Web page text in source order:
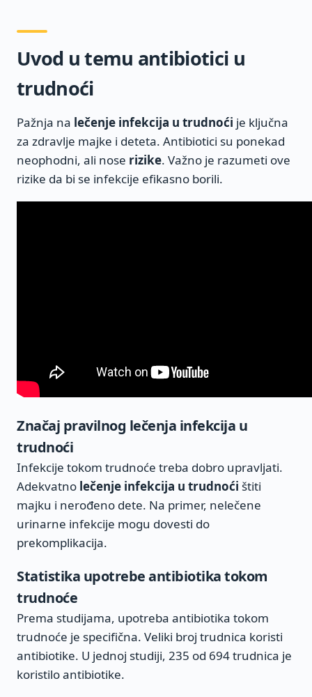
Uvod u temu antibiotici u
trudnoći
Pažnja na lečenje infekcija u trudnoći je ključna
za zdravlje majke i deteta. Antibiotici su ponekad
neophodni, ali nose rizike. Važno je razumeti ove
rizike da bi se infekcije efikasno borili.
Značaj pravilnog lečenja infekcija u
trudnoći
Infekcije tokom trudnoće treba dobro upravljati.
Adekvatno lečenje infekcija u trudnoći štiti
majku i nerođeno dete. Na primer, nelečene
urinarne infekcije mogu dovesti do
prekomplikacija.
Statistika upotrebe antibiotika tokom
trudnoće
Prema studijama, upotreba antibiotika tokom
trudnoće je specifična. Veliki broj trudnica koristi
antibiotike. U jednoj studiji, 235 od 694 trudnica je
koristilo antibiotike.